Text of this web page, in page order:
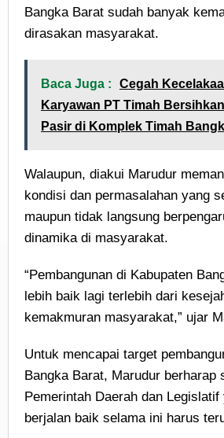
Bangka Barat sudah banyak
dirasakan masyarakat.
Baca Juga :
Cegah
Karyawan PT Timah
Pasir di Komplek Timah
Walaupun, diakui Marudur
kondisi dan permasalahan yang
maupun tidak langsung
dinamika di masyarakat.
“Pembangunan di Kabupaten
lebih baik lagi terlebih dari
kemakmuran masyarakat,” ujar
Untuk mencapai target
Bangka Barat, Marudur berharap
Pemerintah Daerah dan Legislatif
berjalan baik selama ini harus